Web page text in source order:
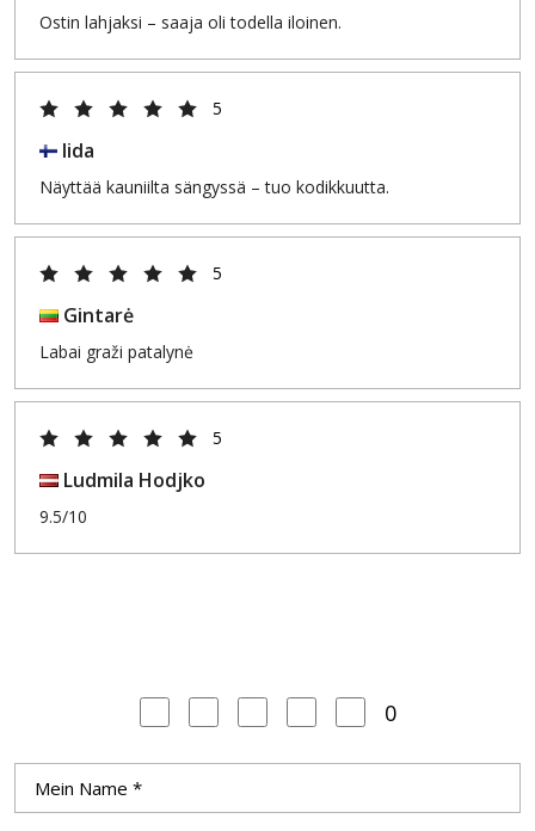
Ostin lahjaksi – saaja oli todella iloinen.
5
Iida
Näyttää kauniilta sängyssä – tuo kodikkuutta.
5
Gintarė
Labai graži patalynė
5
Ludmila Hodjko
9.5/10
0